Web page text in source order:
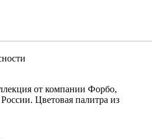
от компании Форбо,
Цветовая палитра из